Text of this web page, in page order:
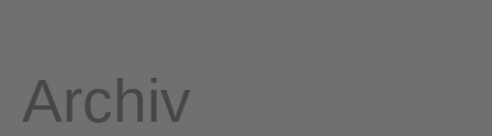
Archiv